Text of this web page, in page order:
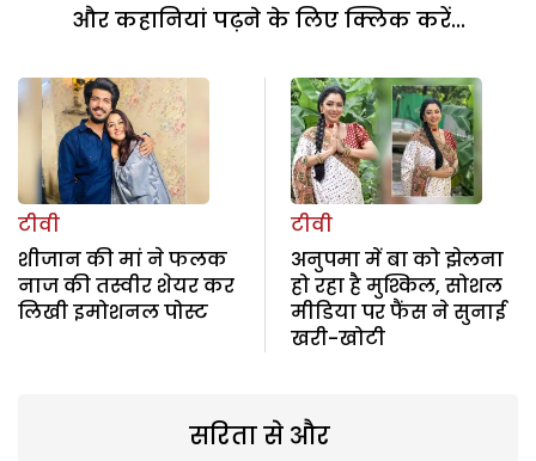
और कहानियां पढ़ने के लिए क्लिक करें...
टीवी
शीजान की मां ने फलक
नाज की तस्वीर शेयर कर
लिखी इमोशनल पोस्ट
टीवी
अनुपमा में बा को झेलना
हो रहा है मुश्किल, सोशल
मीडिया पर फैंस ने सुनाई
खरी-खोटी
सरिता से और